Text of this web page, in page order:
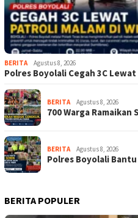
BERITA Agustus 8, 2026
Polres Boyolali Cegah 3C
BERITA Agustus 8, 2026
700 Warga
BERITA Agustus 8, 2026
Polres Boyolali
BERITA POPULER